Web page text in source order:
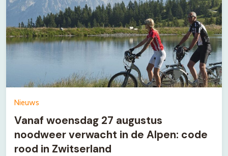
Nieuws
Vanaf woensdag 27 augustus
noodweer verwacht in de Alpen: code
rood in Zwitserland